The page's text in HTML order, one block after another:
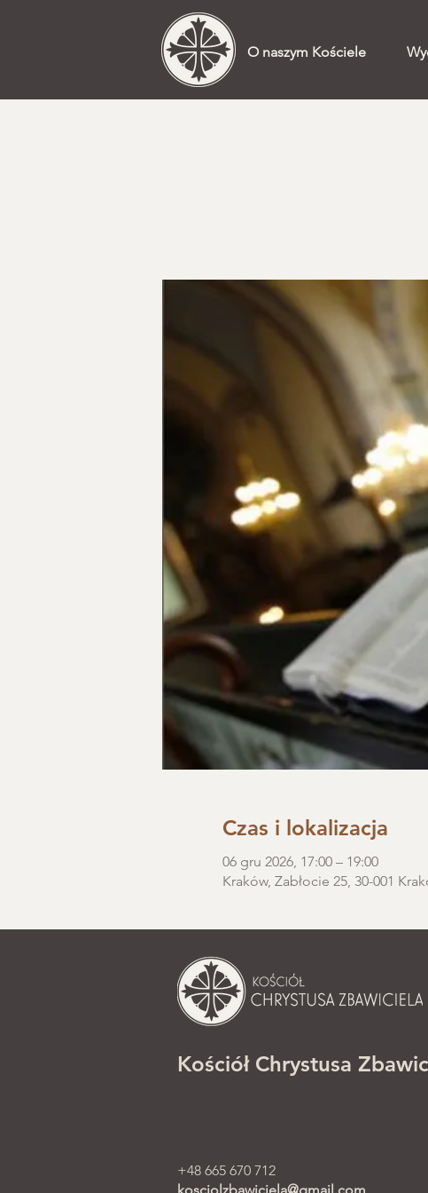
O naszym Kościele
Czas i lokalizacja
06 gru 2026, 17:00 – 19:00
Kraków, Zabłocie 25, 30-001
Kościół Chrystusa
+48 665 670 712